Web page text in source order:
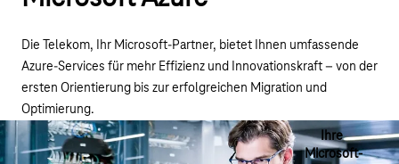
Die Telekom, Ihr Microsoft-Partner, bietet Ihnen umfassende
Azure-Services für mehr Effizienz und Innovationskraft – von der
ersten Orientierung bis zur erfolgreichen Migration und
Optimierung.
Ihre
Microsoft-